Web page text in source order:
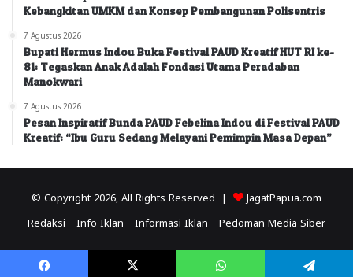
Kebangkitan UMKM dan Konsep Pembangunan Polisentris
7 Agustus 2026
Bupati Hermus Indou Buka Festival PAUD Kreatif HUT RI ke-
81: Tegaskan Anak Adalah Fondasi Utama Peradaban
Manokwari
7 Agustus 2026
Pesan Inspiratif Bunda PAUD Febelina Indou di Festival PAUD
Kreatif: “Ibu Guru Sedang Melayani Pemimpin Masa Depan”
© Copyright 2026, All Rights Reserved | JagatPapua.com
Redaksi Info Iklan Informasi Iklan Pedoman Media Siber